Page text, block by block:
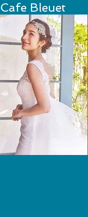
Cafe Bleuet